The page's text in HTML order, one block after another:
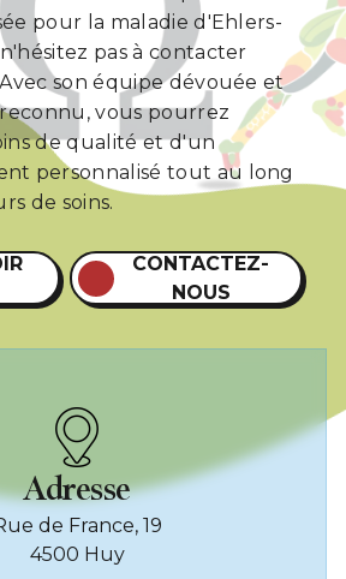
pour la maladie d'Ehlers-
n'hésitez pas à contacter
son équipe dévouée et
vous pourrez
de qualité et d'un
personnalisé tout au long
de soins.
CONTACTEZ-
NOUS
Adresse
de France, 19
4500 Huy